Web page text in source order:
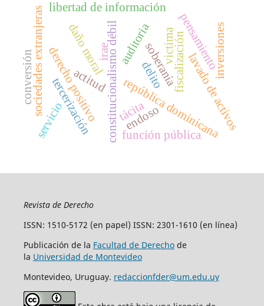
constitucionalismo débilrepública dominicana
fiscalización
auditoriasoberaníapensamiento
actitud
libertad de información
lavado de activos
delito
daño moral
función pública
derecho positivo inversiones
sociedades extranjeras irae
tercerización
conversión
tácita
servicio endoso
victima
Revista de Derecho
ISSN: 1510-5172 (en papel) ISSN: 2301-1610 (en línea)
Publicación de la Facultad de Derechode
la Universidad de Montevideo
Montevideo, Uruguay. redaccionfder@um.edu.uy